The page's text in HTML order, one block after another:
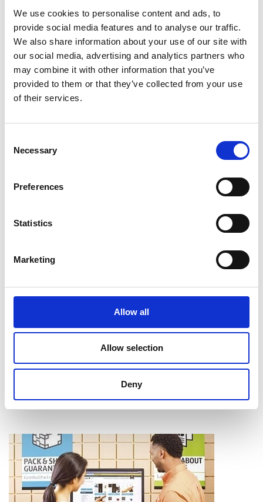
We use cookies to personalise content and ads, to
provide social media features and to analyse our traffic.
We also share information about your use of our site with
our social media, advertising and analytics partners who
may combine it with other information that you’ve
provided to them or that they’ve collected from your use
of their services.
Selection
Necessary
Preferences
Statistics
Marketing
Allow all
Allow selection
Deny
Apprendre davantage
Services de finition de documents
Donnez fière allure à vos documents grâce à nos services de
Assemblage
Mise en bloc